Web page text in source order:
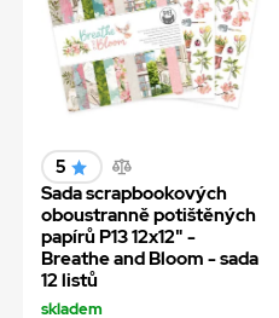
5
Sada scrapbookových
oboustranně potištěných
papírů P13 12x12" -
Breathe and Bloom - sada
12 listů
skladem